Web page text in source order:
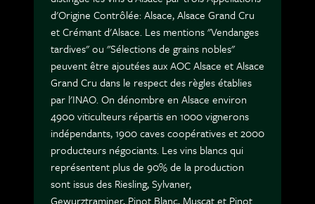
d'Origine Contrôlée: Alsace, Alsace Grand Cru
et Crémant d'Alsace. Les mentions "Vendanges
tardives" ou "Sélections de grains nobles"
peuvent être ajoutées aux AOC Alsace et Alsace
Grand Cru dans le respect des règles établies
par l'INAO. On dénombre en Alsace environ
4900 viticulteurs répartis en 1000 vignerons
indépendants, 1900 caves coopératives et 2000
producteurs négociants. Les vins blancs qui
représentent plus de 90% de la production
sont issus des Riesling, Sylvaner,
Gewurztraminer, Pinot Blanc, Muscat et Pinot